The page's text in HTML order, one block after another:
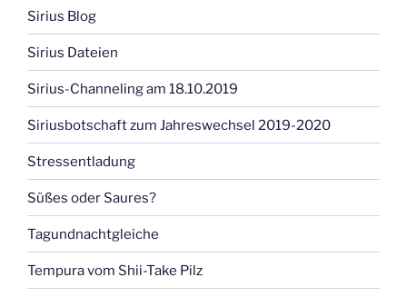
Sirius Blog
Sirius Dateien
Sirius-Channeling am 18.10.2019
Siriusbotschaft zum Jahreswechsel 2019-2020
Stressentladung
Süßes oder Saures?
Tagundnachtgleiche
Tempura vom Shii-Take Pilz